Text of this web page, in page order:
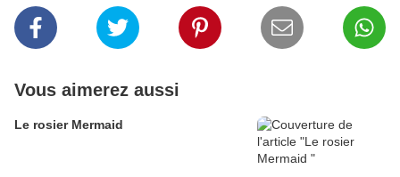
Vous aimerez aussi
Le rosier Mermaid